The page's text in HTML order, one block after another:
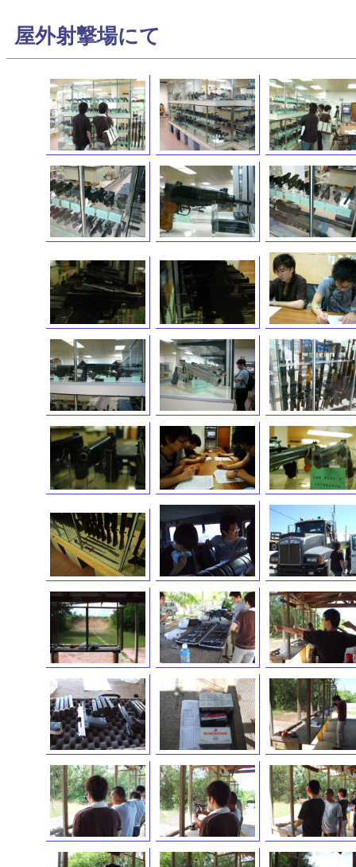
屋外射撃場にて